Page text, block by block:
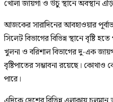
খোলা জায়গা ও উঁচু স্থানে অবস্থান
আজকের সারাদিনের আবহাওয়ার
সিলেট বিভাগের বিভিন্ন স্থানে বৃষ্টি
খুলনা ও বরিশাল বিভাগের দু-এক
বৃষ্টিপাতের সম্ভাবনা রয়েছে।
পারে।